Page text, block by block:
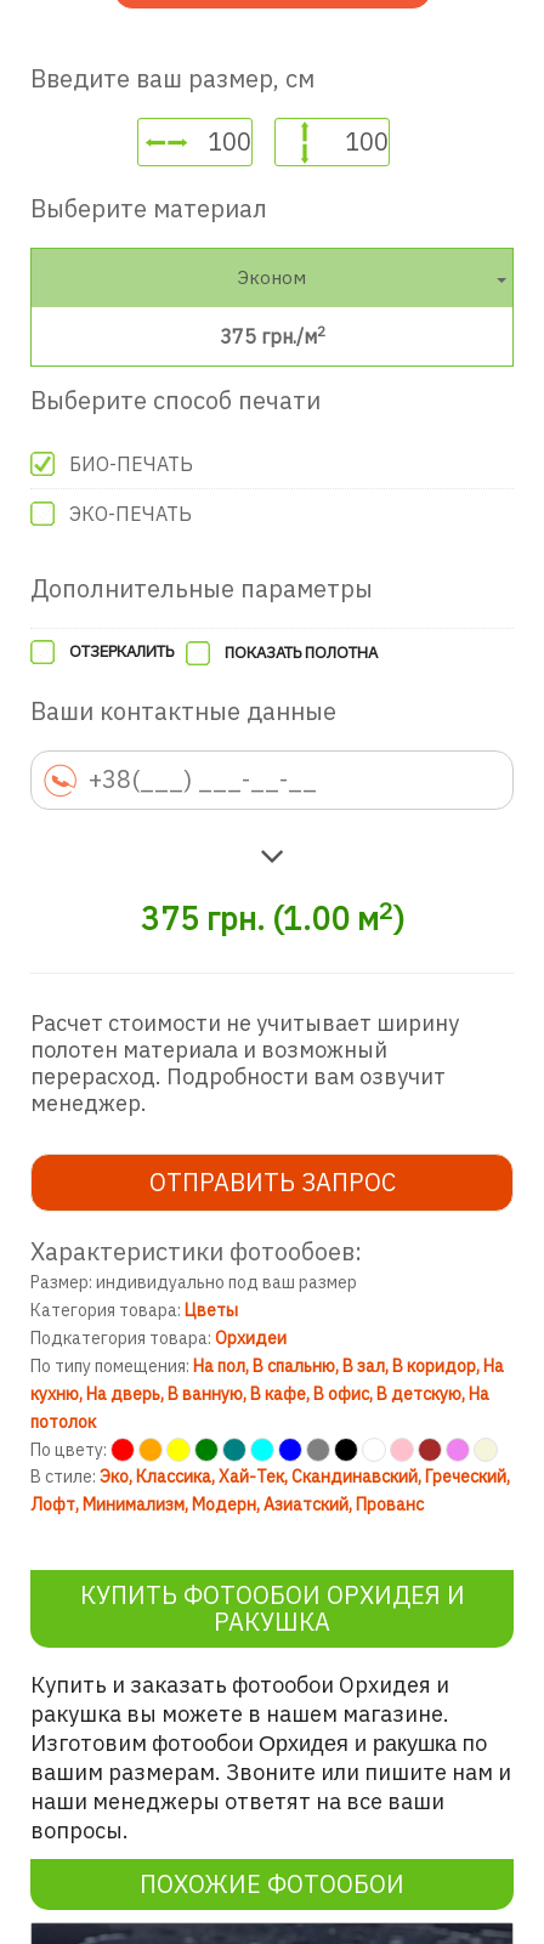
Введите ваш размер, см
Выберите материал
Эконом
375 грн./м2
Выберите способ печати
БИО-ПЕЧАТЬ
ЭКО-ПЕЧАТЬ
Дополнительные параметры
ОТЗЕРКАЛИТЬ ПОКАЗАТЬ ПОЛОТНА
Ваши контактные данные
375 грн. (1.00м2)
Расчет стоимости не учитывает ширину
полотен материала и возможный
перерасход. Подробности вам озвучит
менеджер.
ОТПРАВИТЬ ЗАПРОС
Характеристики фотообоев:
Размер: индивидуально под ваш размер
Категория товара: Цветы
Подкатегория товара: Орхидеи
По типу помещения: На пол В спальню В зал В коридор На
кухню На дверь В ванную В кафе В офис В детскую На
потолок
По цвету:
В стиле: Эко Классика Хай-Тек Скандинавский Греческий
Лофт Минимализм Модерн Азиатский Прованс
КУПИТЬ ФОТООБОИ ОРХИДЕЯ И
РАКУШКА
Купить и заказать фотообои Орхидея и
ракушка вы можете в нашем магазине.
Изготовим фотообои Орхидея и ракушка по
вашим размерам. Звоните или пишите нам и
наши менеджеры ответят на все ваши
вопросы.
ПОХОЖИЕ ФОТООБОИ